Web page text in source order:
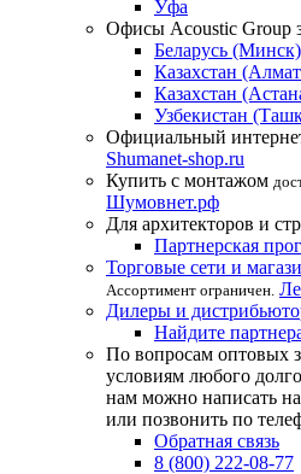
Уфа
Офисы Acoustic Group
Беларусь (Минск)
Казахстан
Казахстан
Узбекистан
Официальный
Shumanet-shop.ru
Купить с монтажом
Шумовнет.рф
Для архитекторов и
Партнерская
Торговые сети и
Ассортимент ограничен.
Дилеры и
Найдите
По вопросам оптовых
условиям любого
нам можно написать
или позвонить по
Обратная связь
8 (800) 222-08-77